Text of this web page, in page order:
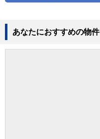
あなたにおすすめの物件